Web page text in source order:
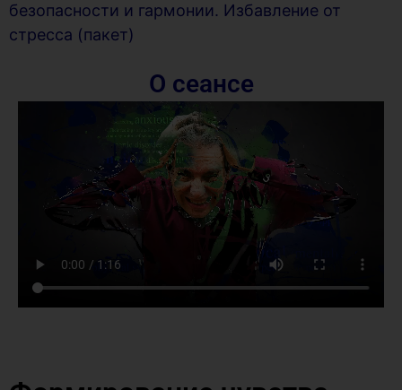
безопасности и гармонии. Избавление от
стресса (пакет)
О сеансе